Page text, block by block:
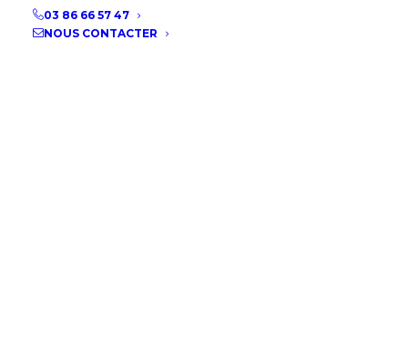
03 86 66 57 47
NOUS CONTACTER
Système modulaire de